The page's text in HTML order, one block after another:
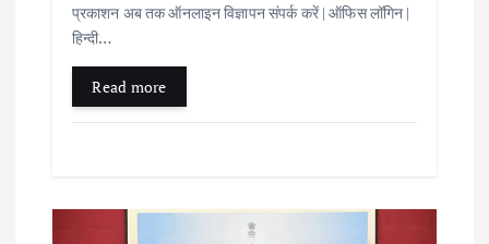
प्रकाशन अब तक ऑनलाइन विज्ञापन संपर्क करें | ऑफिस लॉगिन |
हिन्दी…
Read more